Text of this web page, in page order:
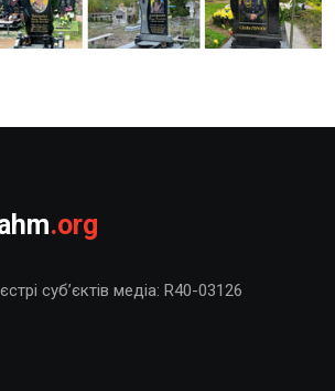
.org
суб’єктів медіа: R40-03126